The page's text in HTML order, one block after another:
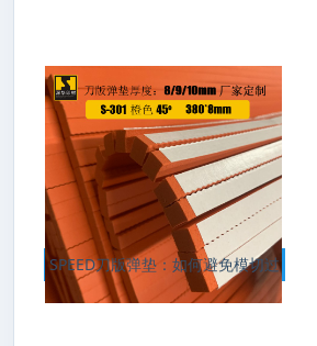
SPEED刀版弹垫：如何避免模切过
程